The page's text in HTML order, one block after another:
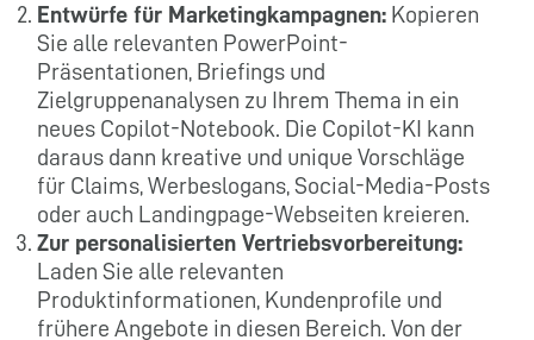
Entwürfe für Marketingkampagnen: Kopieren
Sie alle relevanten PowerPoint-
Präsentationen, Briefings und
Zielgruppenanalysen zu Ihrem Thema in ein
neues Copilot-Notebook. Die Copilot-KI kann
daraus dann kreative und unique Vorschläge
für Claims, Werbeslogans, Social-Media-Posts
oder auch Landingpage-Webseiten kreieren.
Zur personalisierten Vertriebsvorbereitung:
Laden Sie alle relevanten
Produktinformationen, Kundenprofile und
frühere Angebote in diesen Bereich. Von der